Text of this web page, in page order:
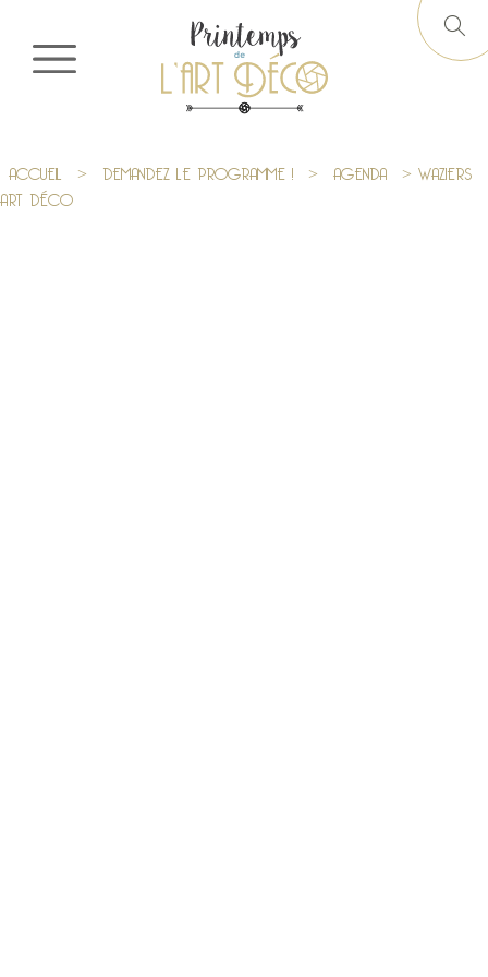
ACCUEIL > DEMANDEZ LE PROGRAMME ! > AGENDA > WAZIERS
ART DÉCO